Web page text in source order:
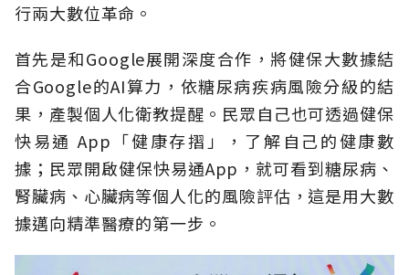
行兩大數位革命。
首先是和Google展開深度合作，將健保大數據結
合Google的AI算力，依糖尿病疾病風險分級的結
果，產製個人化衛教提醒。民眾自己也可透過健保
快易通 App「健康存摺」，了解自己的健康數
據；民眾開啟健保快易通App，就可看到糖尿病、
腎臟病、心臟病等個人化的風險評估，這是用大數
據邁向精準醫療的第一步。